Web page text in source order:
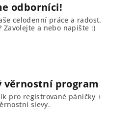
odborníci!
celodenní práce a radost.
Zavolejte a nebo napište :)
věrnostní program
pro registrované páničky +
slevy.